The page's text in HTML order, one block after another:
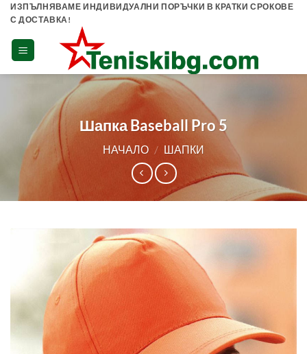
Skip
content
ИЗПЪЛНЯВАМЕ ИНДИВИДУАЛНИ ПОРЪЧКИ В КРАТКИ СРОКОВЕ
С ДОСТАВКА!
Шапка Baseball Pro 5
НАЧАЛО / ШАПКИ